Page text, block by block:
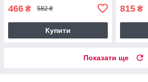
466 ₴ 582 ₴
Купити
815 ₴
Показати ще